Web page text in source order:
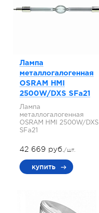
Лампа
металлогалогенная
OSRAM HMI
2500W/DXS SFa21
Лампа
металлогалогенная
OSRAM HMI 2500W/DXS
SFa21
42 669 руб./шт.
купить